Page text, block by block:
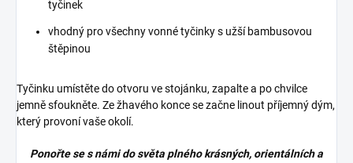
tyčinek
vhodný pro všechny vonné tyčinky s užší bambusovou
štěpinou
Tyčinku umístěte do otvoru ve stojánku, zapalte a po chvilce
jemně sfoukněte. Ze žhavého konce se začne linout příjemný dým,
který provoní vaše okolí.
Ponořte se s námi do světa plného krásných, orientálních a